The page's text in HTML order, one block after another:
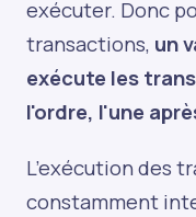
exécuter. Donc
transactions, un
exécute les
l'ordre, l'une
L’exécution des
constamment